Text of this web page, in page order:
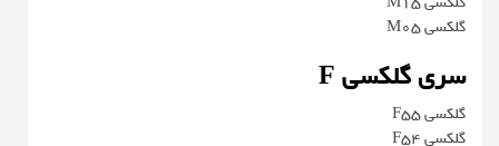
گلکسی M05
سری گلکسی F
گلکسی F55
گلکسی F54